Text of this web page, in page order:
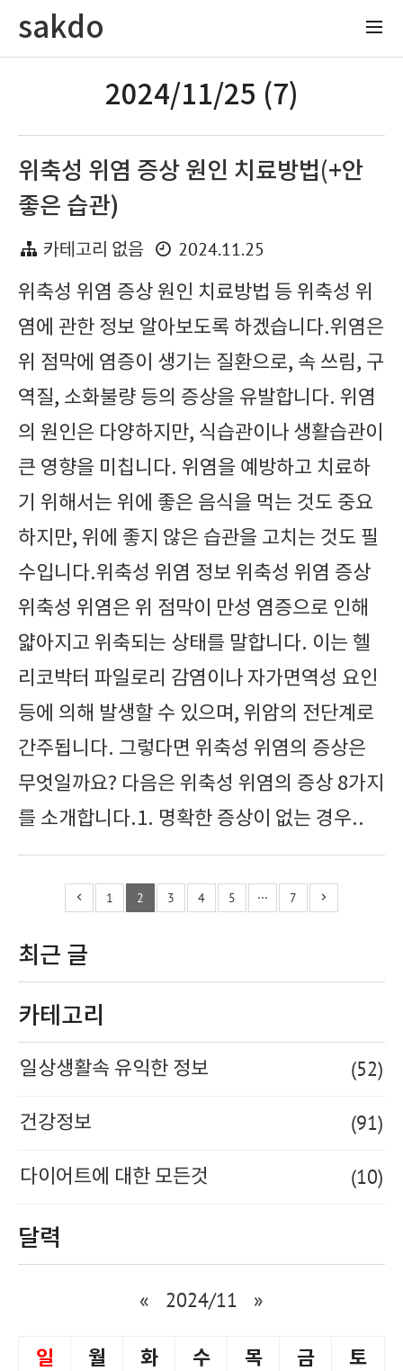
sakdo
2024/11/25 (7)
위축성 위염 증상 원인 치료방법(+안
좋은 습관)
카테고리 없음
2024.11.25
위축성 위염 증상 원인 치료방법 등 위축성 위
염에 관한 정보 알아보도록 하겠습니다.위염은
위 점막에 염증이 생기는 질환으로, 속 쓰림, 구
역질, 소화불량 등의 증상을 유발합니다. 위염
의 원인은 다양하지만, 식습관이나 생활습관이
큰 영향을 미칩니다. 위염을 예방하고 치료하
기 위해서는 위에 좋은 음식을 먹는 것도 중요
하지만, 위에 좋지 않은 습관을 고치는 것도 필
수입니다.위축성 위염 정보 위축성 위염 증상
위축성 위염은 위 점막이 만성 염증으로 인해
얇아지고 위축되는 상태를 말합니다. 이는 헬
리코박터 파일로리 감염이나 자가면역성 요인
등에 의해 발생할 수 있으며, 위암의 전단계로
간주됩니다. 그렇다면 위축성 위염의 증상은
무엇일까요? 다음은 위축성 위염의 증상 8가지
를 소개합니다.1. 명확한 증상이 없는 경우..
1 2 3 4 5 ··· 7
최근 글
카테고리
일상생활속 유익한 정보 (52)
건강정보 (91)
다이어트에 대한 모든것 (10)
달력
« 2024/11 »
일 월 화 수 목 금 토